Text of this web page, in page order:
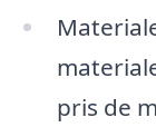
pris de